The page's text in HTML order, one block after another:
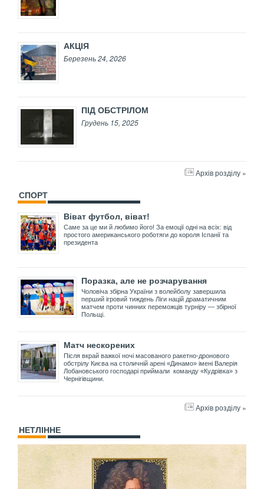
АКЦІЯ
Березень 24, 2026
ПІД ОБСТРІЛОМ
Грудень 15, 2025
Архів розділу »
СПОРТ
Віват футбол, віват!
Саме за це ми й любимо його! За емоції одні на всіх: від
простого американського роботяги до короля Іспанії та
президента
Поразка, але не розчарування
Чоловіча збірна України з волейболу завершила
перший ігровий тиждень Ліги націй драматичним
матчем проти чинних переможців турніру — збірної
Польщі.
Матч нескорених
Після вкрай важкої ночі масованого ракетно-дронового
обстрілу Києва на столичній арені «Динамо» імені Валерія
Лобановського господарі приймали команду «Кудрівка» з
Чернігівщини.
Архів розділу »
НЕТЛІННЕ